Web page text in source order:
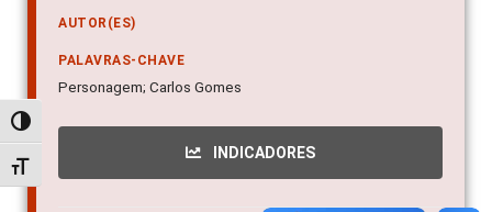
Alternar alto contraste
Alternar tamanho da fonte
AUTOR(ES)
PALAVRAS-CHAVE
Personagem; Carlos Gomes
INDICADORES